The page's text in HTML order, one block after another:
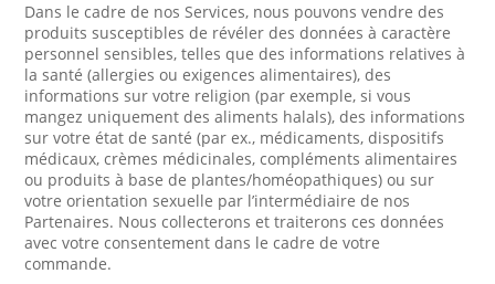
Dans le cadre de nos Services, nous pouvons vendre des
produits susceptibles de révéler des données à caractère
personnel sensibles, telles que des informations relatives à
la santé (allergies ou exigences alimentaires), des
informations sur votre religion (par exemple, si vous
mangez uniquement des aliments halals), des informations
sur votre état de santé (par ex., médicaments, dispositifs
médicaux, crèmes médicinales, compléments alimentaires
ou produits à base de plantes/homéopathiques) ou sur
votre orientation sexuelle par l’intermédiaire de nos
Partenaires. Nous collecterons et traiterons ces données
avec votre consentement dans le cadre de votre
commande.